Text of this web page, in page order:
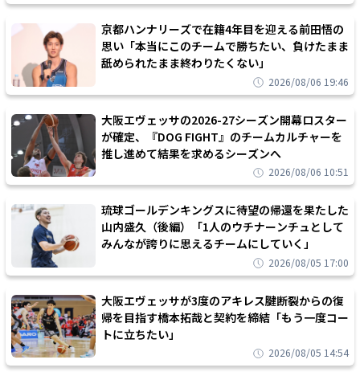
京都ハンナリーズで在籍4年目を迎える前田悟の
思い「本当にこのチームで勝ちたい、負けたまま
舐められたまま終わりたくない」
2026/08/06 19:46
大阪エヴェッサの2026-27シーズン開幕ロスター
が確定、『DOG FIGHT』のチームカルチャーを
推し進めて結果を求めるシーズンへ
2026/08/06 10:51
琉球ゴールデンキングスに待望の帰還を果たした
山内盛久（後編）「1人のウチナーンチュとして
みんなが誇りに思えるチームにしていく」
2026/08/05 17:00
大阪エヴェッサが3度のアキレス腱断裂からの復
帰を目指す橋本拓哉と契約を締結「もう一度コー
トに立ちたい」
2026/08/05 14:54